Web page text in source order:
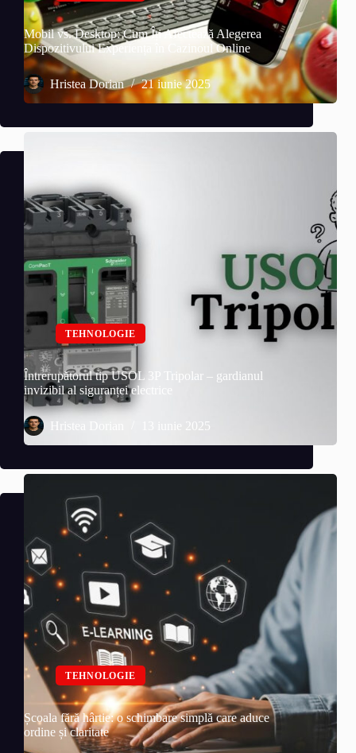
Mobil vs. Desktop: Cum Îți Afectează Alegerea
Dispozitivului Experiența în Cazinoul Online
Hristea Dorian 21 iunie 2025
TEHNOLOGIE
Întrerupătorul tip USOL 3P Tripolar – gardianul
invizibil al siguranței electrice
Hristea Dorian 13 iunie 2025
TEHNOLOGIE
Școala fără hârtie: o schimbare simplă care aduce
ordine și claritate